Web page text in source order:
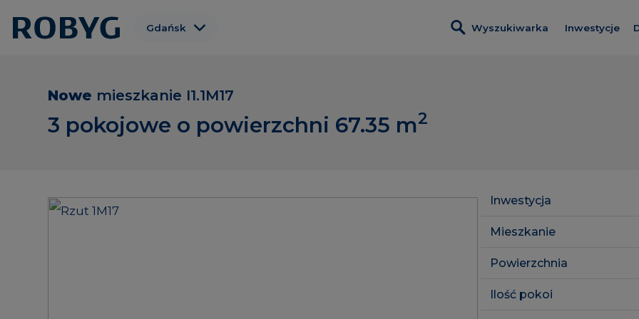
Gdańsk
Wrocław
Wyszukiwarka Inwestycje
Nowe mieszkanie I1.1M17
3 pokojowe o powierzchni 67.35 m2
Inwestycja
Mieszkanie
Powierzchnia
Ilość pokoi